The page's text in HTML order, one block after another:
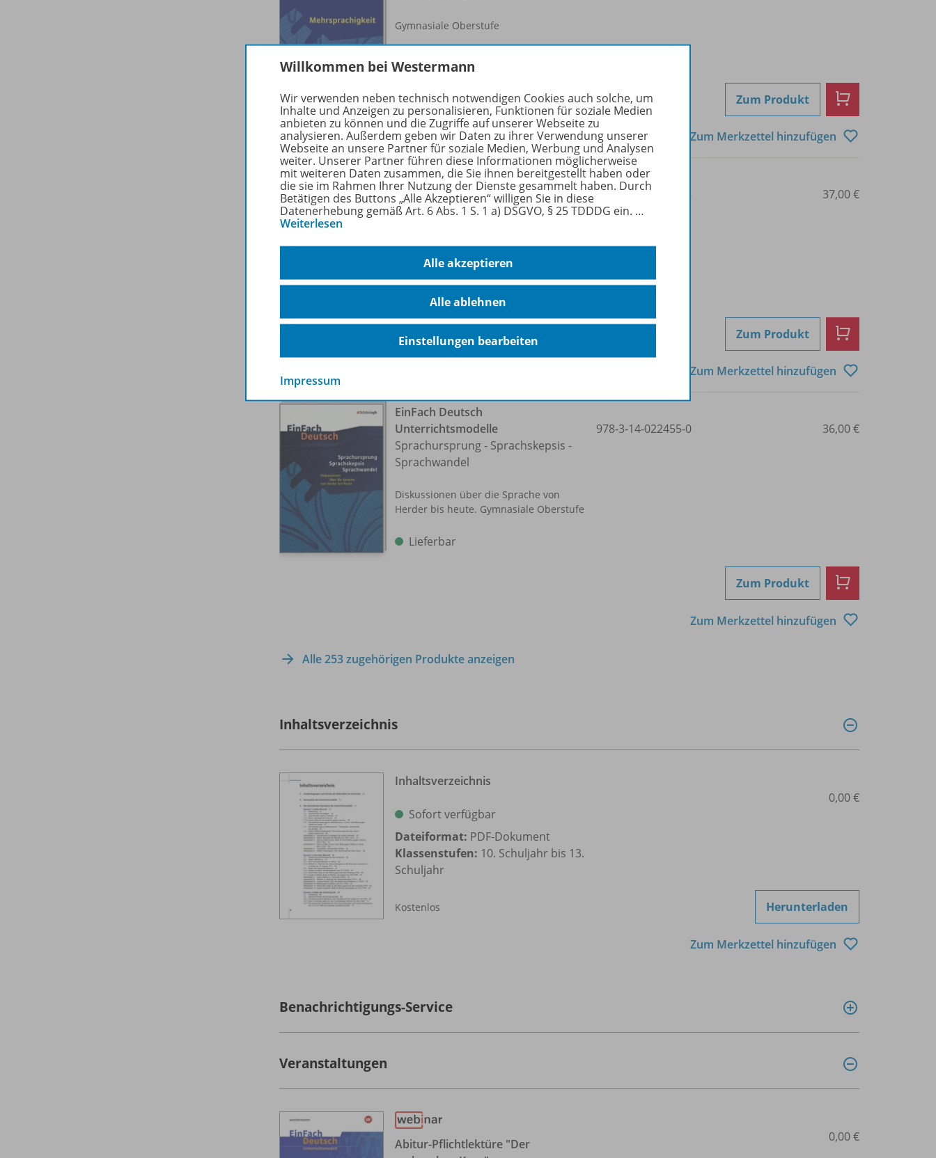
Gymnasiale Oberstufe
Zum Produkt
Zum Merkzettel hinzufügen
EinFach Deutsch
Unterrichtsmodelle
Sprache - Denken -
Gymnasiale Oberstufe
978-3-14-022412-3 37,00 €
Zum Produkt
Zum Merkzettel hinzufügen
EinFach Deutsch
Unterrichtsmodelle
Sprachursprung - Sprachskepsis -
Sprachwandel
Diskussionen über die Sprache von
Herder bis heute. Gymnasiale Oberstufe
Lieferbar
978-3-14-022455-0 36,00 €
Zum Produkt
Zum Merkzettel hinzufügen
Alle 253 zugehörigen Produkte anzeigen
Inhaltsverzeichnis
Inhaltsverzeichnis
Sofort verfügbar
Dateiformat: PDF-Dokument
Klassenstufen: 10. Schuljahr bis 13.
Schuljahr
Kostenlos
0,00 €
Herunterladen
Zum Merkzettel hinzufügen
Benachrichtigungs-Service
Veranstaltungen
Abitur-Pflichtlektüre "Der
0,00 €
Willkommen bei Westermann
Wir verwenden neben technisch notwendigen Cookies auch solche, um
Inhalte und Anzeigen zu personalisieren, Funktionen für soziale Medien
anbieten zu können und die Zugriffe auf unserer Webseite zu
analysieren. Außerdem geben wir Daten zu ihrer Verwendung unserer
Webseite an unsere Partner für soziale Medien, Werbung und Analysen
weiter. Unserer Partner führen diese Informationen möglicherweise
mit weiteren Daten zusammen, die Sie ihnen bereitgestellt haben oder
die sie im Rahmen Ihrer Nutzung der Dienste gesammelt haben. Durch
Betätigen des Buttons „Alle Akzeptieren“ willigen Sie in diese
Datenerhebung gemäß Art. 6 Abs. 1 S. 1 a) DSGVO, § 25 TDDDG ein. …
Weiterlesen
Alle akzeptieren
Alle ablehnen
Einstellungen bearbeiten
Impressum